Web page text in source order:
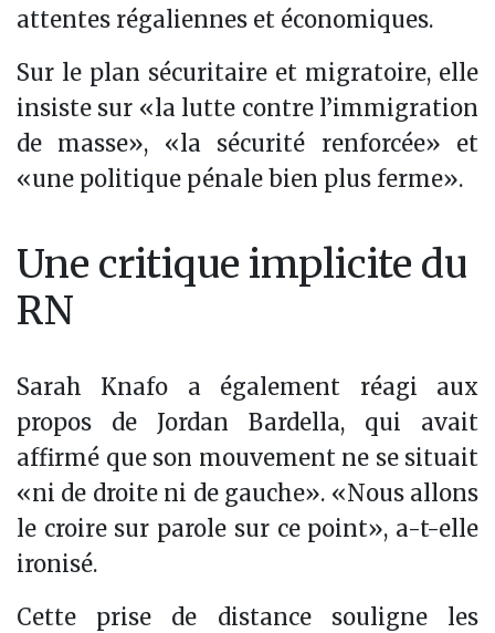
attentes régaliennes et économiques.
Sur le plan sécuritaire et migratoire, elle
insiste sur «la lutte contre l’immigration
de masse», «la sécurité renforcée» et
«une politique pénale bien plus ferme».
Une critique implicite du
RN
Sarah Knafo a également réagi aux
propos de Jordan Bardella, qui avait
affirmé que son mouvement ne se situait
«ni de droite ni de gauche». «Nous allons
le croire sur parole sur ce point», a-t-elle
ironisé.
Cette prise de distance souligne les